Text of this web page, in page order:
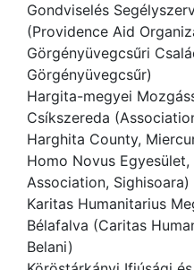
Gondviselés
(Providence Aid
Görgényüvegcsűri
Görgényüvegcsűr)
Hargita-megyei
Csíkszereda
Harghita County,
Homo Novus
Association, Sighisoara)
Karitas Humanitarius
Bélafalva (Caritas
Belani)